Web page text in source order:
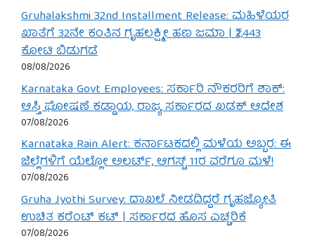
Gruhalakshmi 32nd Installment Release: ಮಹಿಳೆಯರ
ಖಾತೆಗೆ 32ನೇ ಕಂತಿನ ಗೃಹಲಕ್ಷ್ಮೀ ಹಣ ಜಮಾ | ₹2,443
ಕೋಟಿ ಬಿಡುಗಡೆ
08/08/2026
Karnataka Govt Employees: ಸರ್ಕಾರಿ ನೌಕರರಿಗೆ ಶಾಕ್:
ಆಸ್ತಿ ಘೋಷಣೆ ಕಡ್ಡಾಯ, ರಾಜ್ಯ ಸರ್ಕಾರದ ಖಡಕ್ ಆದೇಶ
07/08/2026
Karnataka Rain Alert: ಕರ್ನಾಟಕದಲ್ಲಿ ಮಳೆಯ ಅಬ್ಬರ: ಈ
ಜಿಲ್ಲೆಗಳಿಗೆ ಯೆಲ್ಲೋ ಅಲರ್ಟ್, ಆಗಸ್ಟ್ 11ರ ವರೆಗೂ ಮಳೆ!
07/08/2026
Gruha Jyothi Survey: ದಾಖಲೆ ನೀಡದಿದ್ದರೆ ಗೃಹಜ್ಯೋತಿ
ಉಚಿತ ಕರೆಂಟ್ ಕಟ್ | ಸರ್ಕಾರದ ಹೊಸ ಎಚ್ಚರಿಕೆ
07/08/2026